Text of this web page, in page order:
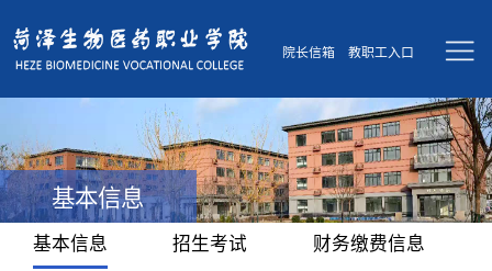
院长信箱 教职工入口
基本信息
基本信息 招生考试 财务缴费信息